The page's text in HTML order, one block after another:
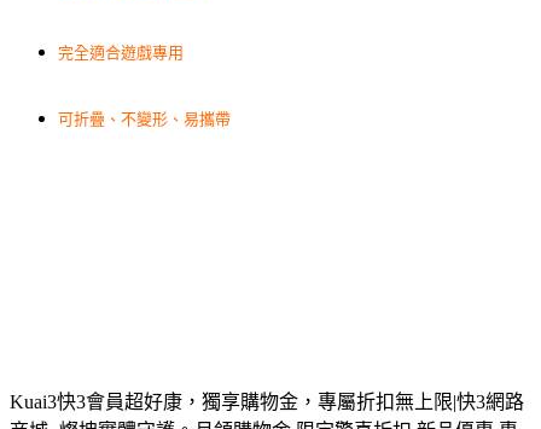
完全適合遊戲專用
可折疊、不變形、易攜帶
Kuai3快3會員超好康，獨享購物金，專屬折扣無上限|快3網路